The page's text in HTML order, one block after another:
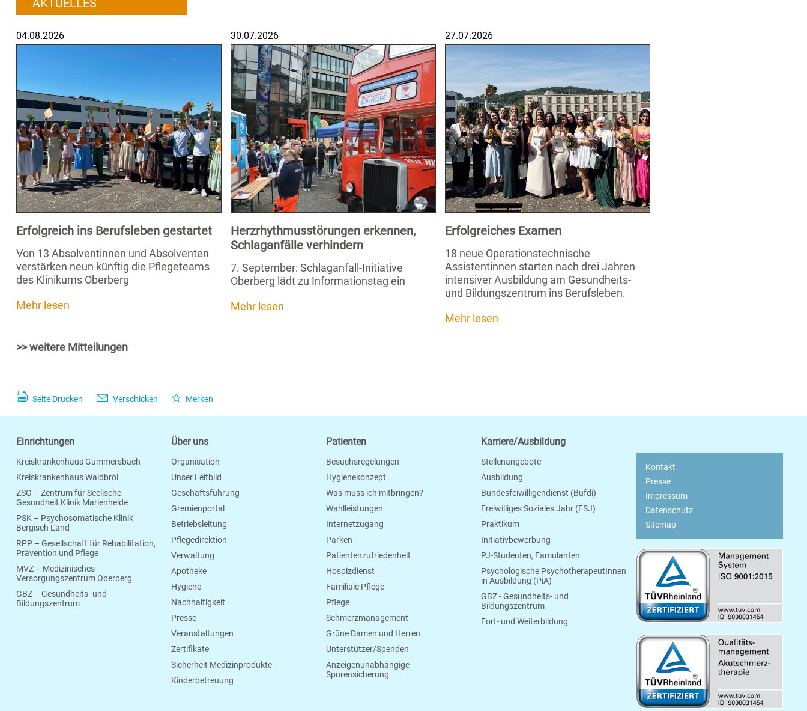
AKTUELLES
04.08.2026
Erfolgreich ins Berufsleben gestartet
Von 13 Absolventinnen und Absolventen
verstärken neun künftig die Pflegeteams
des Klinikums Oberberg
Mehr lesen
30.07.2026
Herzrhythmusstörungen erkennen,
Schlaganfälle verhindern
7. September: Schlaganfall-Initiative
Oberberg lädt zu Informationstag ein
Mehr lesen
27.07.2026
Erfolgreiches Examen
18 neue Operationstechnische
Assistentinnen starten nach drei Jahren
intensiver Ausbildung am Gesundheits-
und Bildungszentrum ins Berufsleben.
Mehr lesen
>> weitere Mitteilungen
Seite Drucken Verschicken Merken
Einrichtungen
Kreiskrankenhaus Gummersbach
Kreiskrankenhaus Waldbröl
ZSG – Zentrum für Seelische
Gesundheit Klinik Marienheide
PSK – Psychosomatische Klinik
Bergisch Land
RPP – Gesellschaft für Rehabilitation,
Prävention und Pflege
MVZ – Medizinisches
Versorgungszentrum Oberberg
GBZ – Gesundheits- und
Bildungszentrum
Über uns
Organisation
Unser Leitbild
Geschäftsführung
Gremienportal
Betriebsleitung
Pflegedirektion
Verwaltung
Apotheke
Hygiene
Nachhaltigkeit
Presse
Veranstaltungen
Zertifikate
Sicherheit Medizinprodukte
Kinderbetreuung
Patienten
Besuchsregelungen
Hygienekonzept
Was muss ich mitbringen?
Wahlleistungen
Internetzugang
Parken
Patientenzufriedenheit
Hospizdienst
Familiale Pflege
Pflege
Schmerzmanagement
Grüne Damen und Herren
Unterstützer/Spenden
Anzeigenunabhängige
Spurensicherung
Karriere/Ausbildung
Stellenangebote
Ausbildung
Bundesfeiwilligendienst (Bufdi)
Freiwilliges Soziales Jahr (FSJ)
Praktikum
Initiativbewerbung
PJ-Studenten, Famulanten
Psychologische PsychotherapeutInnen
in Ausbildung (PiA)
GBZ - Gesundheits- und
Bildungszentrum
Fort- und Weiterbildung
Kontakt
Presse
Impressum
Datenschutz
Sitemap